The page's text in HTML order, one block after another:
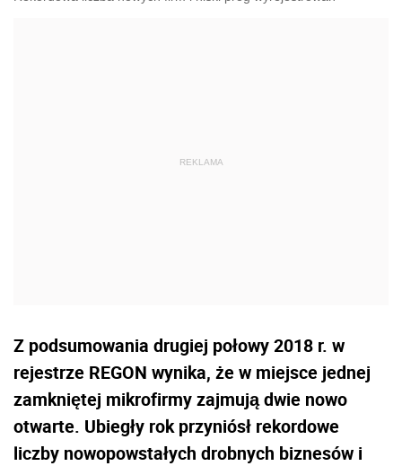
Z podsumowania drugiej połowy 2018 r. w
rejestrze REGON wynika, że w miejsce jednej
zamkniętej mikrofirmy zajmują dwie nowo
otwarte. Ubiegły rok przyniósł rekordowe
liczby nowopowstałych drobnych biznesów i